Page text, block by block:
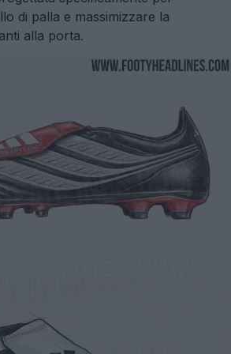
di palla e massimizzare la
alla porta.